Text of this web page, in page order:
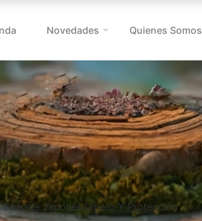
Novedades Quienes Somos
Esmalte Japonés Dinero Y Protección